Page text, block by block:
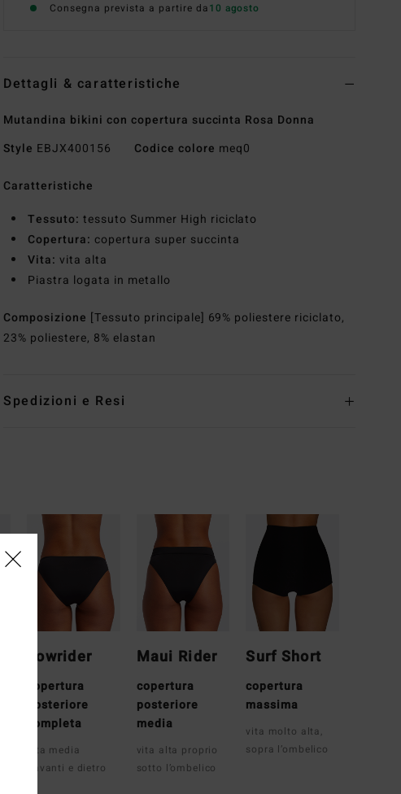
Consegna prevista a partire da10 agosto
Dettagli & caratteristiche
Mutandina bikini con copertura succinta Rosa Donna
Style EBJX400156 Codice colore meq0
Caratteristiche
Tessuto:tessuto Summer High riciclato
Copertura: copertura super succinta
Vita:vita alta
Piastra logata in metallo
Composizione [Tessuto principale] 69% poliestere riciclato,
23% poliestere, 8% elastan
Spedizioni e Resi
Lowrider
copertura
posteriore
completa
vita media
davanti e dietro
Maui Rider
copertura
posteriore
media
vita alta proprio
sotto l’ombelico
Surf Short
copertura
massima
vita molto alta,
sopra l’ombelico